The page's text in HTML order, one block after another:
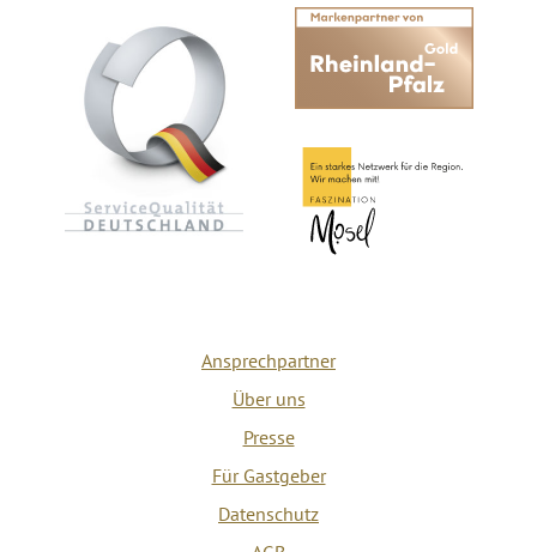
Ansprechpartner
Über uns
Presse
Für Gastgeber
Datenschutz